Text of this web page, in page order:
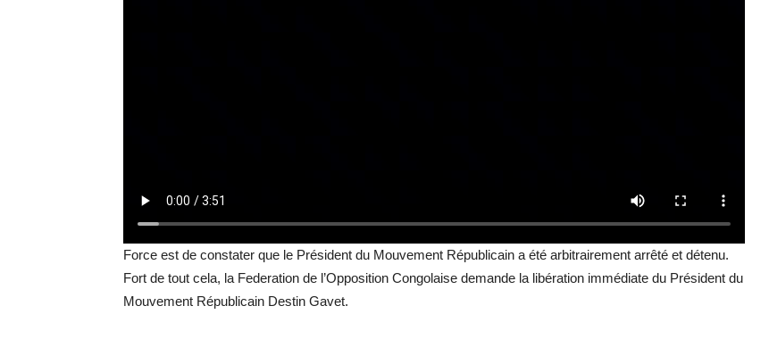
Force est de constater que le Président du Mouvement Républicain a été arbitrairement arrêté et détenu.
Fort de tout cela, la Federation de l’Opposition Congolaise demande la libération immédiate du Président du
Mouvement Républicain Destin Gavet.